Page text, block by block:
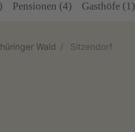
Pensionen (4) Gasthöfe (1)
Wald Sitzendorf